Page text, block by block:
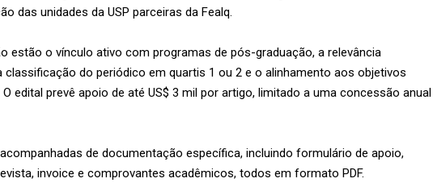
das unidades da USP parceiras da Fealq.
estão o vínculo ativo com programas de pós-graduação, a relevância
classificação do periódico em quartis 1 ou 2 e o alinhamento aos objetivos
edital prevê apoio de até US$ 3 mil por artigo, limitado a uma concessão anual
de documentação específica, incluindo formulário de apoio,
invoice e comprovantes acadêmicos, todos em formato PDF.